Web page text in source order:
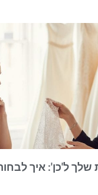
שלך ל'כן': איך